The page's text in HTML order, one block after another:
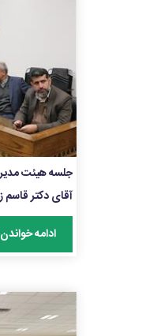
جلسه هیئت
آقای دکتر قاسم
ناظر شورای
و معاونین
ادامه خواندن